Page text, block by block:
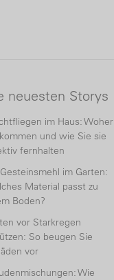
neuesten Storys
im Haus: Woher
und wie Sie sie
fernhalten
im Garten:
Material passt zu
Boden?
vor Starkregen
So beugen Sie
vor
Wie